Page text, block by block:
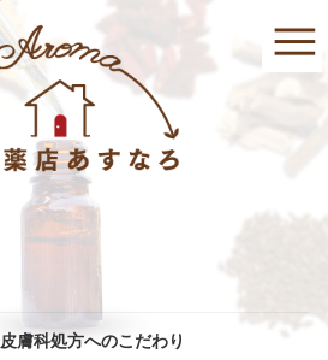
皮膚科処方へのこだわり